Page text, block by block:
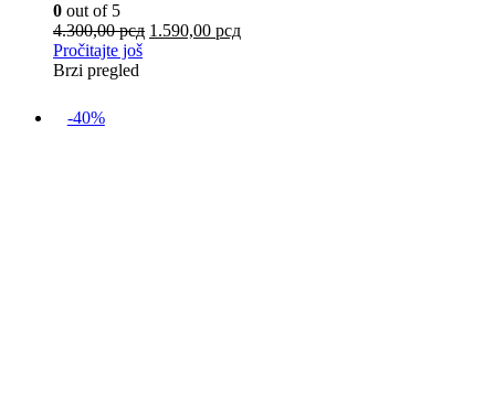
0 out of 5
4.300,00рсд 1.590,00 рсд
Pročitajte još
Brzi pregled
-40%